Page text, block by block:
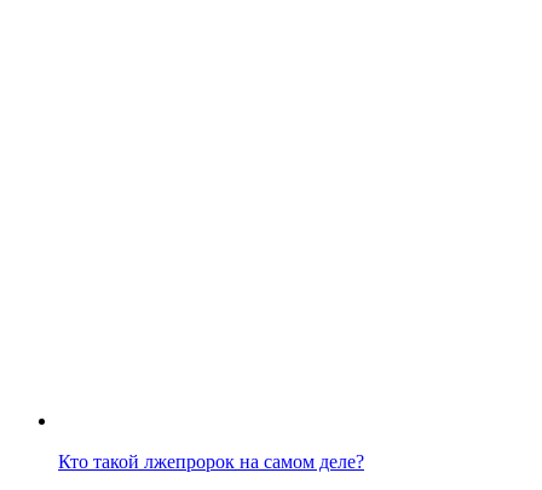
Кто такой лжепророк на самом деле?